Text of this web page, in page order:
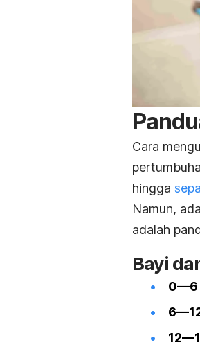
Cara
hingga
Namun,
adalah
Bayi
0—6